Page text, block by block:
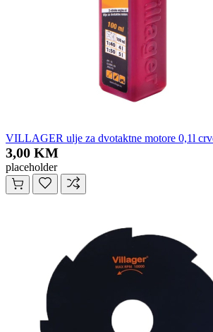
VILLAGER ulje za dvotaktne motore 0,1l
3,00 KM
placeholder